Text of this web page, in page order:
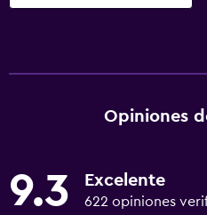
Opiniones
9.3 Excelente
622 opiniones